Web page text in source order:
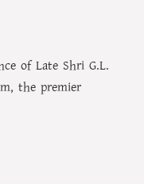
of Late Shri G.L.
the premier